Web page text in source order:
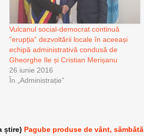
Vulcanul social-democrat continuă
”erupția” dezvoltării locale în aceeași
echipă administrativă condusă de
Gheorghe Ile și Cristian Merișanu
26 iunie 2016
În „Administrație”
știre) Pagube produse de vânt, sâmbătă